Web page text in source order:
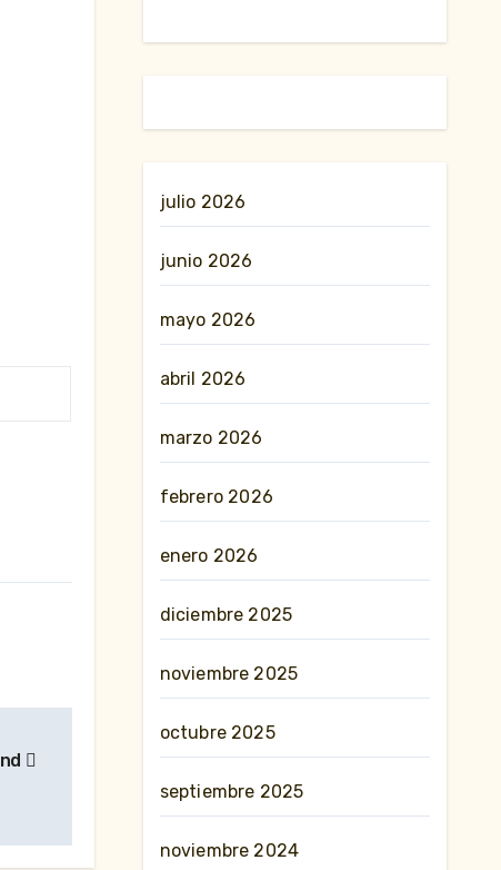
julio 2026
junio 2026
mayo 2026
abril 2026
marzo 2026
febrero 2026
enero 2026
diciembre 2025
noviembre 2025
octubre 2025
septiembre 2025
noviembre 2024